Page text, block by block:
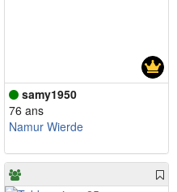
samy1950
76 ans
Namur Wierde